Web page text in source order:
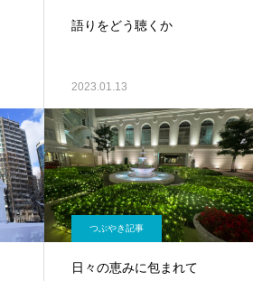
語りをどう聴くか
2023.01.13
つぶやき記事
日々の恵みに包まれて